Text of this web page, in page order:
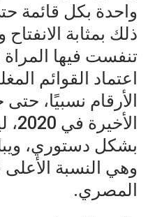
ذلك بمثابة
تنفست فيها
اعتماد القوائم
الأرقام نسبيًا،
وهي النسبة الأعلى
المصري.